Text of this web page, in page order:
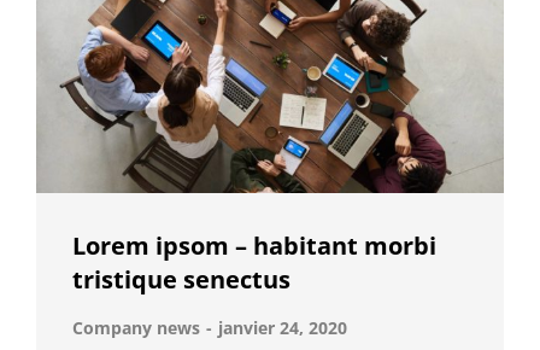
Lorem ipsom – habitant morbi
tristique senectus
Company news janvier 24, 2020